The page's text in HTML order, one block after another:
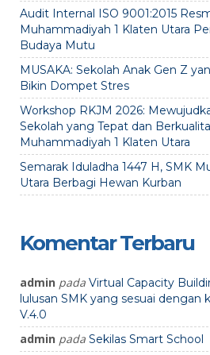
Audit Internal ISO 9001:2015
Muhammadiyah 1 Klaten Utara
Budaya Mutu
MUSAKA: Sekolah Anak Gen Z
Bikin Dompet Stres
Workshop RKJM 2026:
Sekolah yang Tepat dan
Muhammadiyah 1 Klaten Utara
Semarak Iduladha 1447 H, SMK
Utara Berbagi Hewan Kurban
Komentar Terbaru
admin pada Virtual Capacity
lulusan SMK yang sesuai dengan
V.4.0
admin pada Sekilas Smart School